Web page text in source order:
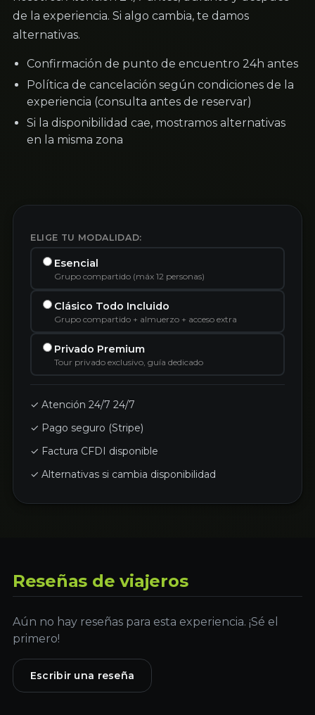
de la experiencia. Si algo cambia, te damos
alternativas.
Confirmación de punto de encuentro 24h antes
Política de cancelación según condiciones de la
experiencia (consulta antes de reservar)
Si la disponibilidad cae, mostramos alternativas
en la misma zona
ELIGE TU MODALIDAD:
Esencial
Grupo compartido (máx 12 personas)
Clásico Todo Incluido
Grupo compartido + almuerzo + acceso extra
Privado Premium
Tour privado exclusivo, guía dedicado
✓ Atención 24/7 24/7
✓ Pago seguro (Stripe)
✓ Factura CFDI disponible
✓ Alternativas si cambia disponibilidad
Reseñas de viajeros
Aún no hay reseñas para esta experiencia. ¡Sé el
primero!
Escribir una reseña